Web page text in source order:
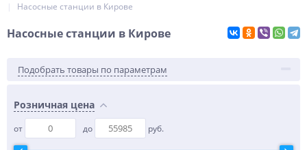
Насосные станции в Кирове
Насосные станции в Кирове
Подобрать товары по параметрам
Розничная цена
от до руб.